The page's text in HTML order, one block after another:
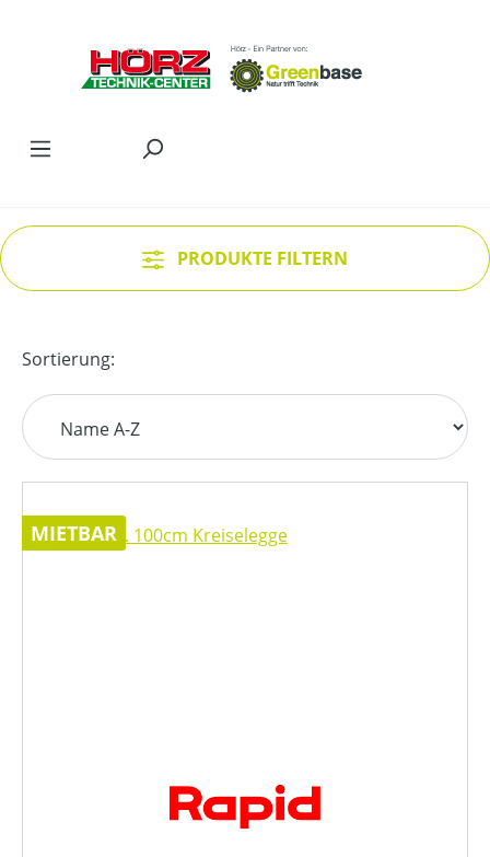
PRODUKTE FILTERN
Sortierung:
MIETBAR